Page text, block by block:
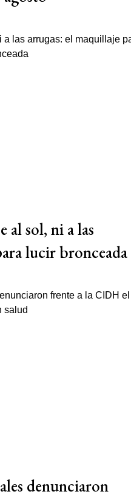
al sol, ni a las
lucir bronceada
denunciaron